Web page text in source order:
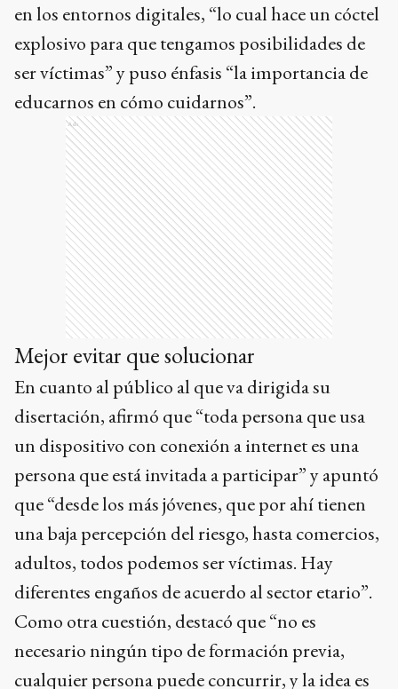
en los entornos digitales, “lo cual hace un cóctel
explosivo para que tengamos posibilidades de
ser víctimas” y puso énfasis “la importancia de
educarnos en cómo cuidarnos”.
Ads
Mejor evitar que solucionar
En cuanto al público al que va dirigida su
disertación, afirmó que “toda persona que usa
un dispositivo con conexión a internet es una
persona que está invitada a participar” y apuntó
que “desde los más jóvenes, que por ahí tienen
una baja percepción del riesgo, hasta comercios,
adultos, todos podemos ser víctimas. Hay
diferentes engaños de acuerdo al sector etario”.
Como otra cuestión, destacó que “no es
necesario ningún tipo de formación previa,
cualquier persona puede concurrir, y la idea es